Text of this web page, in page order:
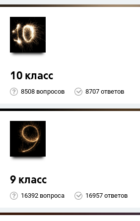
10 класс
8508 вопросов 8707 ответов
9 класс
16392 вопроса 16957 ответов